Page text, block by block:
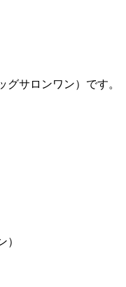
サロンワン）です。
）